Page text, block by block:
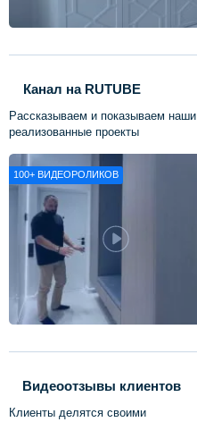
Канал на RUTUBE
Рассказываем и показываем наши
реализованные проекты
100+ ВИДЕОРОЛИКОВ
Видеоотзывы клиентов
Клиенты делятся своими